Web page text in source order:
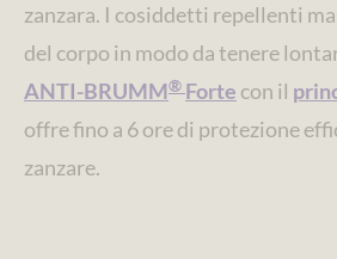
zanzara. I cosiddetti repellenti
del corpo in modo da tenere
ANTI-BRUMM® Forte con il
offre fino a 6 ore di protezione
zanzare.